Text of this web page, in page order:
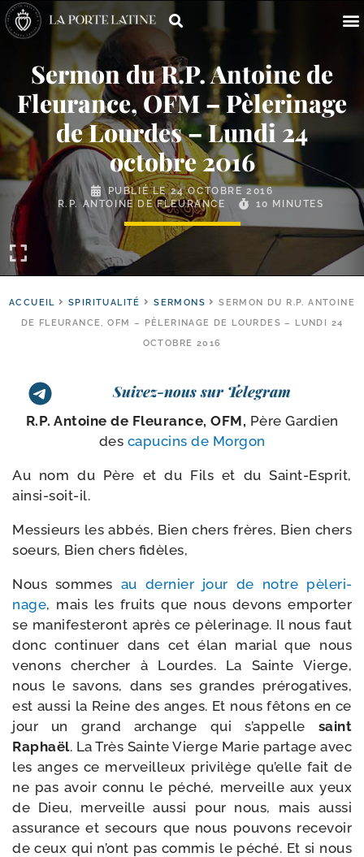
Sermon du R.P. Antoine de
Fleurance, OFM – Pèlerinage
de Lourdes – Lundi 24
octobre 2016
PUBLIÉ LE24 OCTOBRE 2016
R.P. ANTOINE DE FLEURANCE
10 MINUTES
ACCUEIL SPIRITUALITÉ SERMONS
SERMON DU R.P. ANTOINE
DE FLEURANCE, OFM – PÈLERINAGE DE LOURDES – LUNDI 24
OCTOBRE 2016
Suivez-nous sur Telegram
R.P. Antoine de Fleurance, OFM, Père Gardien
des capu­cins de Morgon
Au nom du Père et du Fils et du Saint-​Esprit,
ainsi-soit-il.
Messieurs les abbés, Bien chers frères, Bien chers
soeurs, Bien chers fidèles,
Nous sommes au der­nier jour de notre pèle­ri­
nage, mais les fruits que nous devons empor­ter
se mani­fes­te­ront après ce pèle­ri­nage. Il nous faut
donc conti­nuer dans cet élan marial que nous
venons cher­cher à Lourdes. La Sainte Vierge,
nous le savons, dans ses grandes pré­ro­ga­tives,
est aus­si la Reine des anges. Et nous fêtons en ce
jour un grand archange qui s’ap­pelle saint
Raphaël. La Très Sainte Vierge Marie par­tage avec
les anges ce mer­veilleux pri­vi­lège qu’elle fait de
ne pas avoir connu le péché, mer­veille aux yeux
de Dieu, mer­veille aus­si pour nous, mais aus­si
assu­rance et secours que nous pou­vons rece­voir
de ceux qui n’ont pas com­mis le péché. Et si nous